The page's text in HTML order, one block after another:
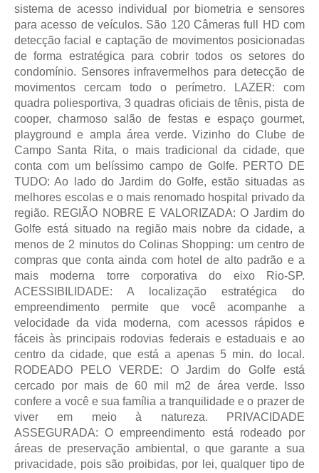
sistema de acesso individual por biometria e sensores
para acesso de veículos. São 120 Câmeras full HD com
detecção facial e captação de movimentos posicionadas
de forma estratégica para cobrir todos os setores do
condomínio. Sensores infravermelhos para detecção de
movimentos cercam todo o perímetro. LAZER: com
quadra poliesportiva, 3 quadras oficiais de tênis, pista de
cooper, charmoso salão de festas e espaço gourmet,
playground e ampla área verde. Vizinho do Clube de
Campo Santa Rita, o mais tradicional da cidade, que
conta com um belíssimo campo de Golfe. PERTO DE
TUDO: Ao lado do Jardim do Golfe, estão situadas as
melhores escolas e o mais renomado hospital privado da
região. REGIÃO NOBRE E VALORIZADA: O Jardim do
Golfe está situado na região mais nobre da cidade, a
menos de 2 minutos do Colinas Shopping: um centro de
compras que conta ainda com hotel de alto padrão e a
mais moderna torre corporativa do eixo Rio-SP.
ACESSIBILIDADE: A localização estratégica do
empreendimento permite que você acompanhe a
velocidade da vida moderna, com acessos rápidos e
fáceis às principais rodovias federais e estaduais e ao
centro da cidade, que está a apenas 5 min. do local.
RODEADO PELO VERDE: O Jardim do Golfe está
cercado por mais de 60 mil m2 de área verde. Isso
confere a você e sua família a tranquilidade e o prazer de
viver em meio à natureza. PRIVACIDADE
ASSEGURADA: O empreendimento está rodeado por
áreas de preservação ambiental, o que garante a sua
privacidade, pois são proibidas, por lei, qualquer tipo de